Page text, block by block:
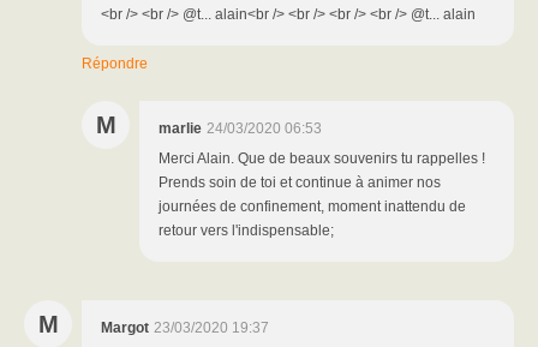
<br /> <br /> @t... alain<br /> <br /> <br /> <br /> @t... alain
Répondre
M marlie 24/03/2020 06:53
Merci Alain. Que de beaux souvenirs tu rappelles !
Prends soin de toi et continue à animer nos
journées de confinement, moment inattendu de
retour vers l'indispensable;
M Margot 23/03/2020 19:37